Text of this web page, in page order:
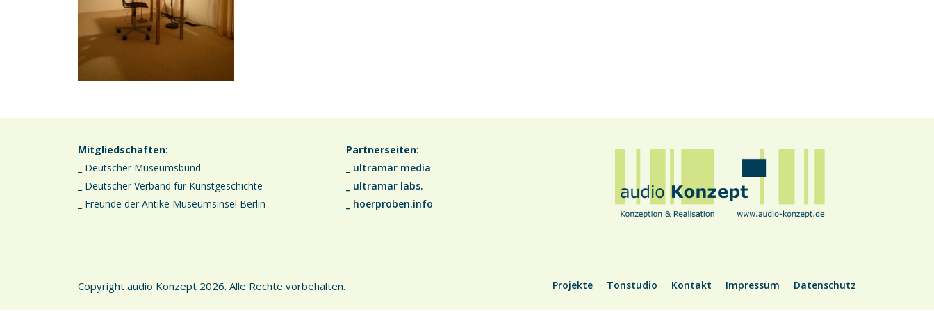
Mitgliedschaften:
_ Deutscher Museumsbund
_ Deutscher Verband für Kunstgeschichte
_ Freunde der Antike Museumsinsel Berlin
Partnerseiten:
ultramar media
ultramar labs.
hoerproben.info
Copyright audio Konzept 2026. Alle Rechte vorbehalten. Projekte Tonstudio Kontakt Impressum Datenschutz